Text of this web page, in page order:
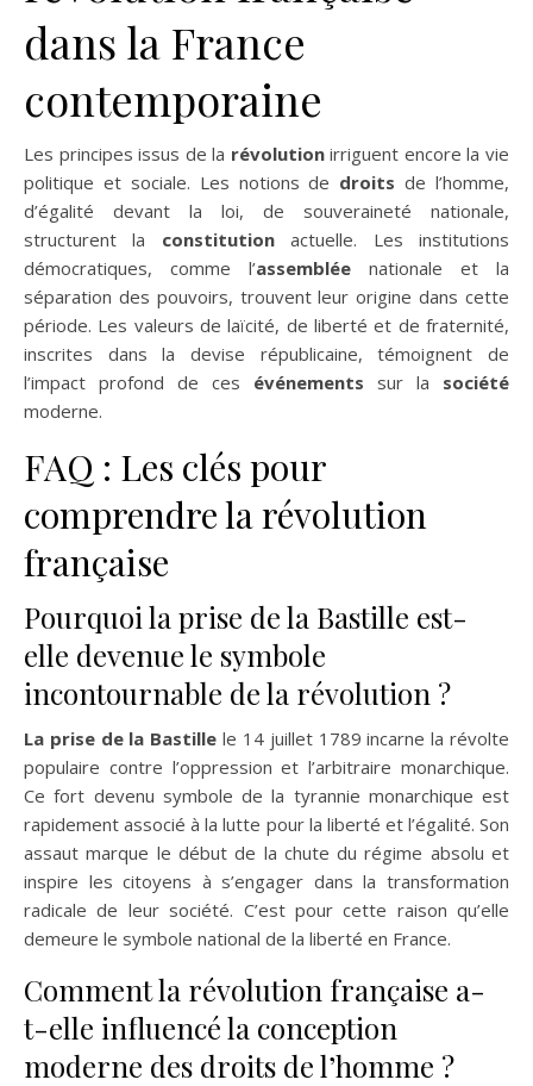
dans la France
contemporaine
Les principes issus de la révolutionirriguent encore la vie
politique et sociale. Les notions de droits de l’homme,
d’égalité devant la loi, de souveraineté nationale,
structurent la constitutionactuelle. Les institutions
démocratiques, comme l’assemblée nationale et la
séparation des pouvoirs, trouvent leur origine dans cette
période. Les valeurs de laïcité, de liberté et de fraternité,
inscrites dans la devise républicaine, témoignent de
l’impact profond de ces événements sur la société
moderne.
FAQ : Les clés pour
comprendre la révolution
française
Pourquoi la prise de la Bastille est-
elle devenue le symbole
incontournable de la révolution ?
La prise de la Bastille le 14 juillet 1789 incarne la révolte
populaire contre l’oppression et l’arbitraire monarchique.
Ce fort devenu symbole de la tyrannie monarchique est
rapidement associé à la lutte pour la liberté et l’égalité. Son
assaut marque le début de la chute du régime absolu et
inspire les citoyens à s’engager dans la transformation
radicale de leur société. C’est pour cette raison qu’elle
demeure le symbole national de la liberté en France.
Comment la révolution française a-
t-elle influencé la conception
moderne des droits de l’homme ?